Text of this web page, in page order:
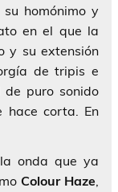
homónimo y
en el que la
y su extensión
de tripis e
de puro sonido
hace corta. En
onda que ya
Colour Haze,